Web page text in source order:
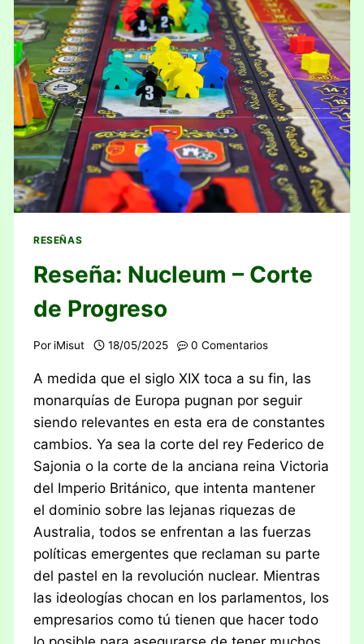
RESEÑAS
Reseña: Nucleum – Corte
de Progreso
Por iMisut 18/05/2025 0 Comentarios
A medida que el siglo XIX toca a su fin, las
monarquías de Europa pugnan por seguir
siendo relevantes en esta era de constantes
cambios. Ya sea la corte del rey Federico de
Sajonia o la corte de la anciana reina Victoria
del Imperio Británico, que intenta mantener
el dominio sobre las lejanas riquezas de
Australia, todos se enfrentan a las fuerzas
políticas emergentes que reclaman su parte
del pastel en la revolución nuclear. Mientras
las ideologías chocan en los parlamentos, los
empresarios como tú tienen que hacer todo